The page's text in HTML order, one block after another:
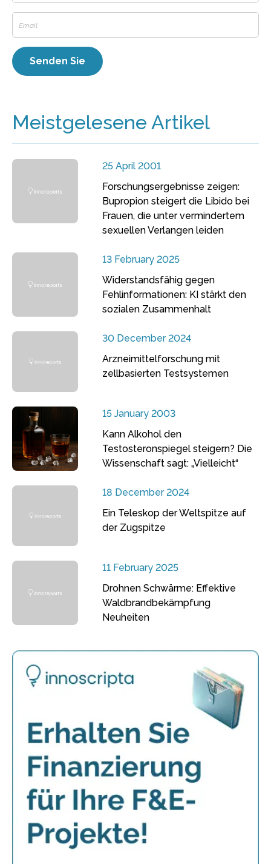
Meistgelesene Artikel
25 April 2001
Forschungsergebnisse zeigen:
Bupropion steigert die Libido bei
Frauen, die unter vermindertem
sexuellen Verlangen leiden
13 February 2025
Widerstandsfähig gegen
Fehlinformationen: KI stärkt den
sozialen Zusammenhalt
30 December 2024
Arzneimittelforschung mit
zellbasierten Testsystemen
15 January 2003
Kann Alkohol den
Testosteronspiegel steigern? Die
Wissenschaft sagt: „Vielleicht“
18 December 2024
Ein Teleskop der Weltspitze auf
der Zugspitze
11 February 2025
Drohnen Schwärme: Effektive
Waldbrandbekämpfung
Neuheiten